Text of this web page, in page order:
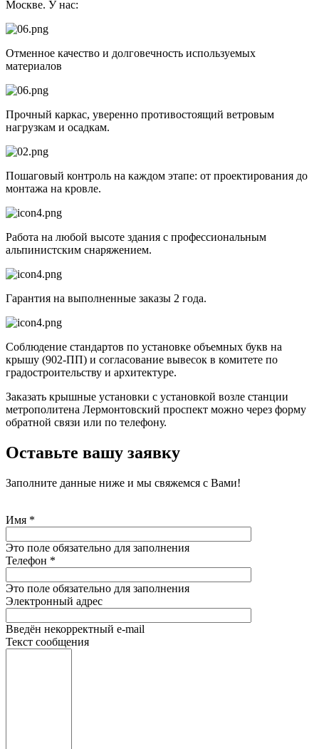
Москве. У нас:
Отменное качество и долговечность используемых
материалов
Прочный каркас, уверенно противостоящий ветровым
нагрузкам и осадкам.
Пошаговый контроль на каждом этапе: от проектирования до
монтажа на кровле.
Работа на любой высоте здания с профессиональным
альпинистским снаряжением.
Гарантия на выполненные заказы 2 года.
Соблюдение стандартов по установке объемных букв на
крышу (902-ПП) и согласование вывесок в комитете по
градостроительству и архитектуре.
Заказать крышные установки с установкой возле станции
метрополитена Лермонтовский проспект можно через форму
обратной связи или по телефону.
Оставьте вашу заявку
Заполните данные ниже и мы свяжемся с Вами!
Имя *
Это поле обязательно для заполнения
Телефон *
Это поле обязательно для заполнения
Электронный адрес
Введён некорректный e-mail
Текст сообщения